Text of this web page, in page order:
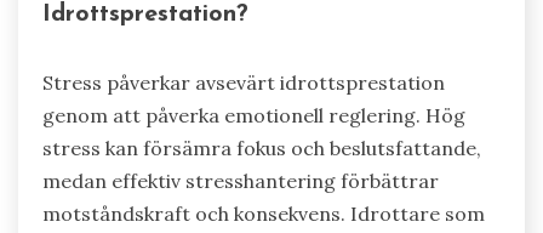
Idrottsprestation?
Stress påverkar avsevärt idrottsprestation
genom att påverka emotionell reglering. Hög
stress kan försämra fokus och beslutsfattande,
medan effektiv stresshantering förbättrar
motståndskraft och konsekvens. Idrottare som